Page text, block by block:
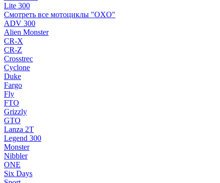
Lite 300
Смотреть все мотоциклы "OXO"
ADV 300
Alien Monster
CR-X
CR-Z
Crosstrec
Cyclone
Duke
Fargo
Fly
FTO
Grizzly
GTO
Lanza 2T
Legend 300
Monster
Nibbler
ONE
Six Days